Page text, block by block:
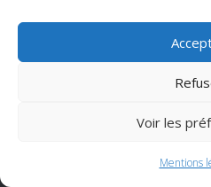
Voir les
Mentions
Commune d'Anctoville-sur-